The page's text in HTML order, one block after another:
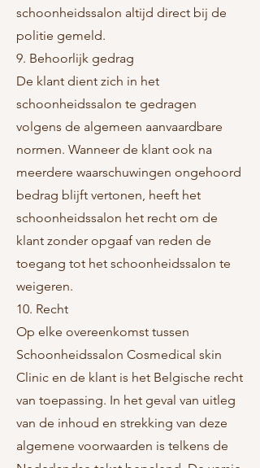
schoonheidssalon altijd direct bij de
politie gemeld.
9. Behoorlijk gedrag
De klant dient zich in het
schoonheidssalon te gedragen
volgens de algemeen aanvaardbare
normen. Wanneer de klant ook na
meerdere waarschuwingen ongehoord
bedrag blijft vertonen, heeft het
schoonheidssalon het recht om de
klant zonder opgaaf van reden de
toegang tot het schoonheidssalon te
weigeren.
10. Recht
Op elke overeenkomst tussen
Schoonheidssalon Cosmedical skin
Clinic en de klant is het Belgische recht
van toepassing. In het geval van uitleg
van de inhoud en strekking van deze
algemene voorwaarden is telkens de